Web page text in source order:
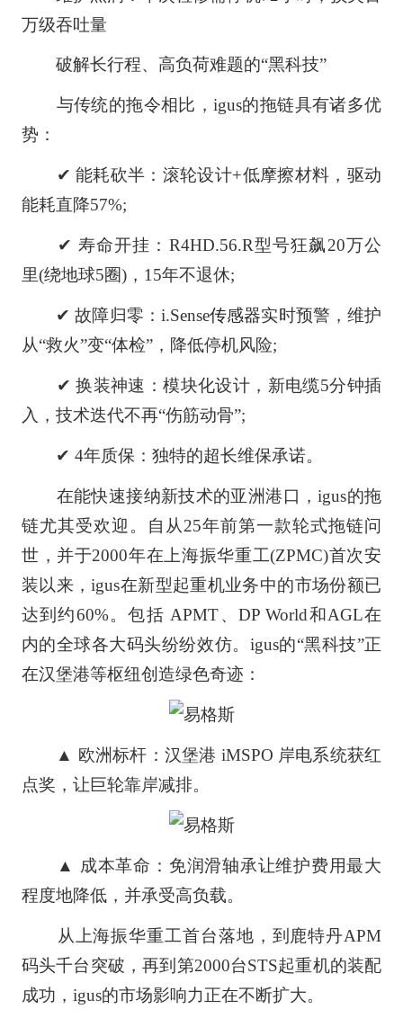
万级吞吐量
破解长行程、高负荷难题的“黑科技”
与传统的拖令相比，igus的拖链具有诸多优
势：
✔ 能耗砍半：滚轮设计+低摩擦材料，驱动
能耗直降57%;
✔ 寿命开挂：R4HD.56.R型号狂飙20万公
里(绕地球5圈)，15年不退休;
✔ 故障归零：i.Sense传感器实时预警，维护
从“救火”变“体检”，降低停机风险;
✔ 换装神速：模块化设计，新电缆5分钟插
入，技术迭代不再“伤筋动骨”;
✔ 4年质保：独特的超长维保承诺。
在能快速接纳新技术的亚洲港口，igus的拖
链尤其受欢迎。自从25年前第一款轮式拖链问
世，并于2000年在上海振华重工(ZPMC)首次安
装以来，igus在新型起重机业务中的市场份额已
达到约60%。包括 APMT、DP World和AGL在
内的全球各大码头纷纷效仿。igus的“黑科技”正
在汉堡港等枢纽创造绿色奇迹：
▲ 欧洲标杆：汉堡港 iMSPO 岸电系统获红
点奖，让巨轮靠岸减排。
▲ 成本革命：免润滑轴承让维护费用最大
程度地降低，并承受高负载。
从上海振华重工首台落地，到鹿特丹APM
码头千台突破，再到第2000台STS起重机的装配
成功，igus的市场影响力正在不断扩大。